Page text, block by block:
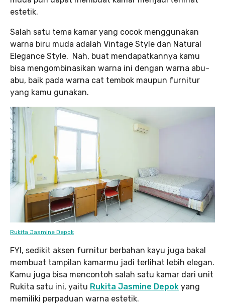
estetik.
Salah satu tema kamar yang cocok menggunakan
warna biru muda adalah Vintage Style dan Natural
Elegance Style. Nah, buat mendapatkannya kamu
bisa mengombinasikan warna ini dengan warna abu-
abu, baik pada warna cat tembok maupun furnitur
yang kamu gunakan.
Rukita Jasmine Depok
FYI, sedikit aksen furnitur berbahan kayu juga bakal
membuat tampilan kamarmu jadi terlihat lebih elegan.
Kamu juga bisa mencontoh salah satu kamar dari unit
Rukita satu ini, yaitu Rukita Jasmine Depok yang
memiliki perpaduan warna estetik.